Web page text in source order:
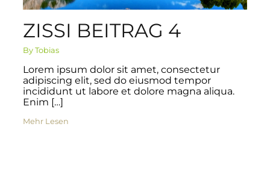
ZISSI BEITRAG 4
By Tobias
Lorem ipsum dolor sit amet, consectetur
adipiscing elit, sed do eiusmod tempor
incididunt ut labore et dolore magna aliqua.
Enim […]
Mehr Lesen